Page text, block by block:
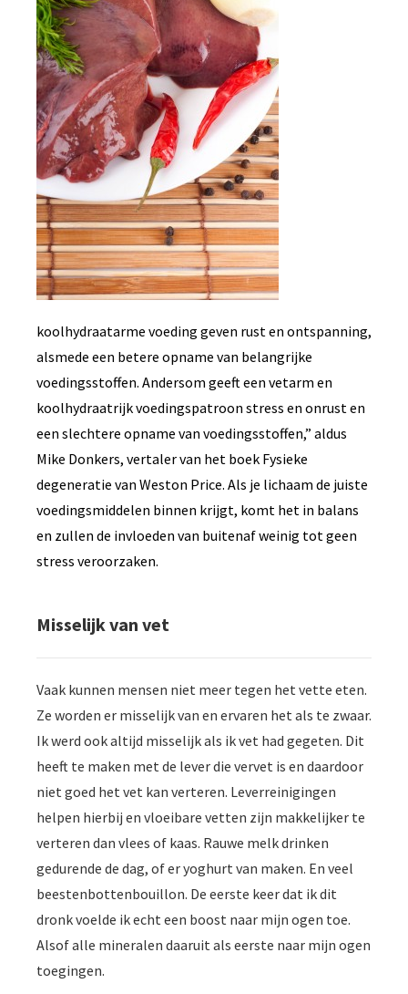
koolhydraatarme voeding geven rust en ontspanning,
alsmede een betere opname van belangrijke
voedingsstoffen. Andersom geeft een vetarm en
koolhydraatrijk voedingspatroon stress en onrust en
een slechtere opname van voedingsstoffen,” aldus
Mike Donkers, vertaler van het boek Fysieke
degeneratie van Weston Price. Als je lichaam de juiste
voedingsmiddelen binnen krijgt, komt het in balans
en zullen de invloeden van buitenaf weinig tot geen
stress veroorzaken.
Misselijk van vet
Vaak kunnen mensen niet meer tegen het vette eten.
Ze worden er misselijk van en ervaren het als te zwaar.
Ik werd ook altijd misselijk als ik vet had gegeten. Dit
heeft te maken met de lever die vervet is en daardoor
niet goed het vet kan verteren. Leverreinigingen
helpen hierbij en vloeibare vetten zijn makkelijker te
verteren dan vlees of kaas. Rauwe melk drinken
gedurende de dag, of er yoghurt van maken. En veel
beestenbottenbouillon. De eerste keer dat ik dit
dronk voelde ik echt een boost naar mijn ogen toe.
Alsof alle mineralen daaruit als eerste naar mijn ogen
toegingen.